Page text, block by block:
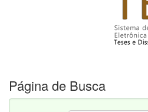
Página de Busca